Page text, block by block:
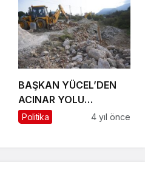
BAŞKAN YÜCEL’DEN
ACINAR YOLU
TALİMATI
Politika 4 yıl önce